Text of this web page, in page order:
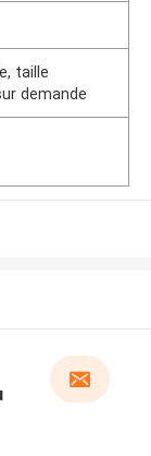
taille
demande